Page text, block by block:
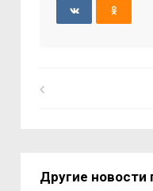
Другие новости